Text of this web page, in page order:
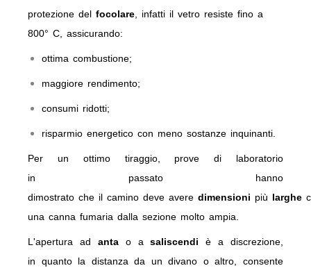
protezione del focolare, infatti il vetro resiste fino a
800° C, assicurando:
ottima combustione;
maggiore rendimento;
consumi ridotti;
risparmio energetico con meno sostanze inquinanti.
Per un ottimo tiraggio, prove di laboratorio
in passato hanno
dimostrato che il camino deve avere dimensioni più larghe
una canna fumaria dalla sezione molto ampia.
L'apertura ad anta o asaliscendi è a discrezione,
in quanto la distanza da un divano o altro, consente